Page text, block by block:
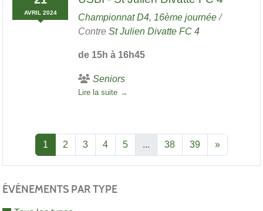
AVRIL 2024 Championnat D4, 16ème journée/
Contre St Julien Divatte FC 4
de 15h à 16h45
Seniors
Lire la suite
1 2 3 4 5 ... 38 39 »
ÉVÉNEMENTS PAR TYPE